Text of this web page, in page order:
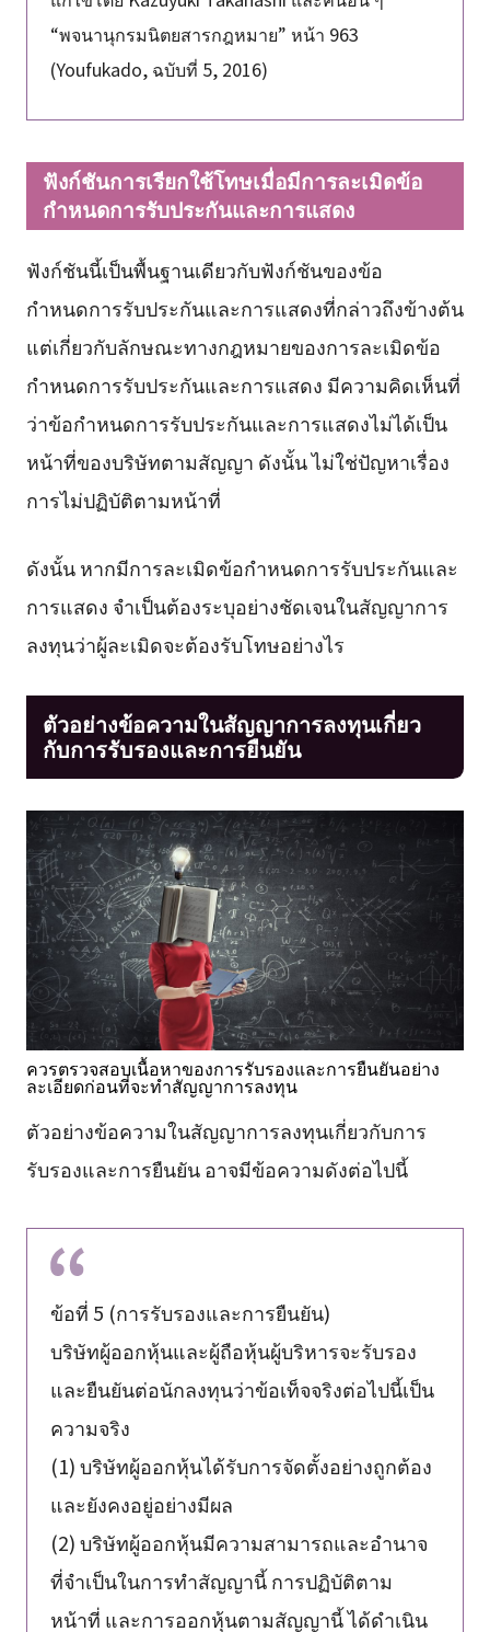
“พจนานุกรมนิตยสารกฎหมาย” หน้า 963
(Youfukado, ฉบับที่ 5, 2016)
ฟังก์ชันการเรียกใช้โทษเมื่อมีการละเมิดข้อ
กำหนดการรับประกันและการแสดง
ฟังก์ชันนี้เป็นพื้นฐานเดียวกับฟังก์ชันของข้อ
กำหนดการรับประกันและการแสดงที่กล่าวถึงข้างต้น
แต่เกี่ยวกับลักษณะทางกฎหมายของการละเมิดข้อ
กำหนดการรับประกันและการแสดง มีความคิดเห็นที่
ว่าข้อกำหนดการรับประกันและการแสดงไม่ได้เป็น
หน้าที่ของบริษัทตามสัญญา ดังนั้น ไม่ใช่ปัญหาเรื่อง
การไม่ปฏิบัติตามหน้าที่
ดังนั้น หากมีการละเมิดข้อกำหนดการรับประกันและ
การแสดง จำเป็นต้องระบุอย่างชัดเจนในสัญญาการ
ลงทุนว่าผู้ละเมิดจะต้องรับโทษอย่างไร
ตัวอย่างข้อความในสัญญาการลงทุนเกี่ยว
กับการรับรองและการยืนยัน
ควรตรวจสอบเนื้อหาของการรับรองและการยืนยันอย่าง
ละเอียดก่อนที่จะทำสัญญาการลงทุน
ตัวอย่างข้อความในสัญญาการลงทุนเกี่ยวกับการ
รับรองและการยืนยัน อาจมีข้อความดังต่อไปนี้
ข้อที่ 5 (การรับรองและการยืนยัน)
บริษัทผู้ออกหุ้นและผู้ถือหุ้นผู้บริหารจะรับรอง
และยืนยันต่อนักลงทุนว่าข้อเท็จจริงต่อไปนี้เป็น
ความจริง
(1) บริษัทผู้ออกหุ้นได้รับการจัดตั้งอย่างถูกต้อง
และยังคงอยู่อย่างมีผล
(2) บริษัทผู้ออกหุ้นมีความสามารถและอำนาจ
ที่จำเป็นในการทำสัญญานี้ การปฏิบัติตาม
หน้าที่ และการออกหุ้นตามสัญญานี้ ได้ดำเนิน